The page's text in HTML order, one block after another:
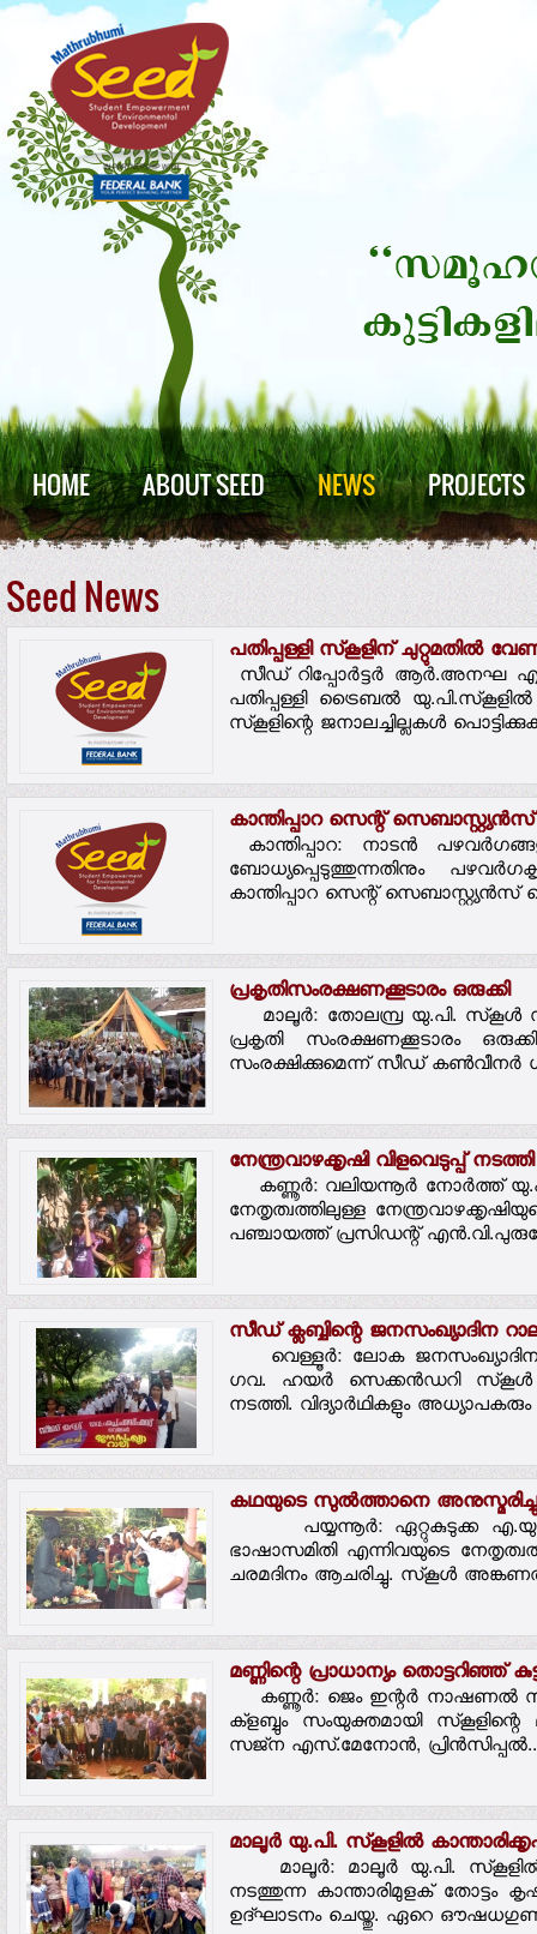
HOME ABOUT SEED NEWS PROJECTS
Seed News
പതിപ്പള്ളി സ്‌കൂളിന് ചുറ്റുമതില്‍
സീഡ് റിപ്പോര്‍ട്ടര്‍ ആര്‍.അനഘ
പതിപ്പള്ളി ട്രൈബല്‍
സ്‌കൂളിന്റെ ജനാലച്ചില്ലകള്‍
കാന്തിപ്പാറ സെന്റ്
കാന്തിപ്പാറ: നാടന്‍
ബോധ്യപ്പെടുത്തുന്നതിനും
കാന്തിപ്പാറ സെന്റ്
പ്രകൃതിസംരക്ഷണക്കൂടാരം ഒരുക്കി
മാലൂര്‍: തോലമ്പ്ര യു.പി. സ്‌കൂള്‍
പ്രകൃതി സംരക്ഷണക്കൂടാരം
സംരക്ഷിക്കുമെന്ന് സീഡ് കണ്‍വീനര്‍
നേന്ത്രവാഴക്കൃഷി വിളവെടുപ്പ് നടത്തി
കണ്ണൂര്‍: വലിയന്നൂര്‍ നോര്‍ത്ത്
നേതൃത്വത്തിലുള്ള
പഞ്ചായത്ത് പ്രസിഡന്റ്
സീഡ് ക്ലബ്ബിന്റെ ജനസംഖ്യാദിന
വെള്ളൂര്‍: ലോക
ഗവ. ഹയര്‍ സെക്കന്‍ഡറി സ്‌കൂള്‍
നടത്തി. വിദ്യാര്‍ഥികളും
കഥയുടെ സുല്‍ത്താനെ അനുസ്മരിച്ചു
പയ്യന്നൂര്‍: ഏറ്റുകുടുക്ക
ഭാഷാസമിതി എന്നിവയുടെ
ചരമദിനം ആചരിച്ചു. സ്‌കൂള്‍
മണ്ണിന്റെ പ്രാധാന്യം തൊട്ടറിഞ്ഞ്
കണ്ണൂര്‍: ജെം ഇന്റര്‍ നാഷണല്‍
ക്‌ളബ്ബും സംയുക്തമായി സ്‌കൂളിന്റെ
സജ്‌ന എസ്.മേനോന്‍,
മാലൂര്‍ യു.പി. സ്‌കൂളില്‍
മാലൂര്‍: മാലൂര്‍ യു.പി. സ്‌കൂളില്‍
നടത്തുന്ന കാന്താരിമുളക് തോട്ടം
ഉദ്ഘാടനം ചെയ്തു. ഏറെ